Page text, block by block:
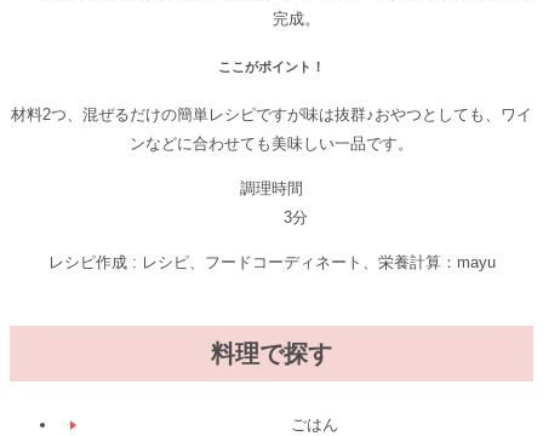
完成。
ここがポイント！
材料2つ、混ぜるだけの簡単レシピですが味は抜群♪おやつとしても、ワイ
ンなどに合わせても美味しい一品です。
調理時間
3分
レシピ作成 : レシピ、フードコーディネート、栄養計算：mayu
料理で探す
ごはん